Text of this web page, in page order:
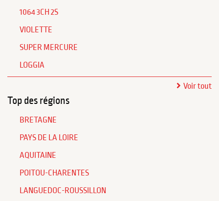
1064 3CH 2S
VIOLETTE
SUPER MERCURE
LOGGIA
Voir tout
Top des régions
BRETAGNE
PAYS DE LA LOIRE
AQUITAINE
POITOU-CHARENTES
LANGUEDOC-ROUSSILLON